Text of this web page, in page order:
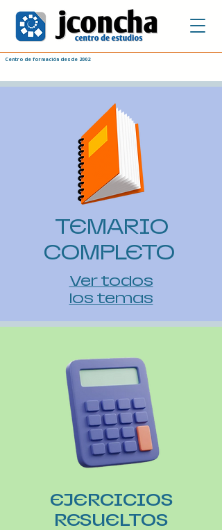
Centro de formación desde 2002
TEMARIO
COMPLETO
Ver todos
los temas
EJERCICIOS
RESUELTOS